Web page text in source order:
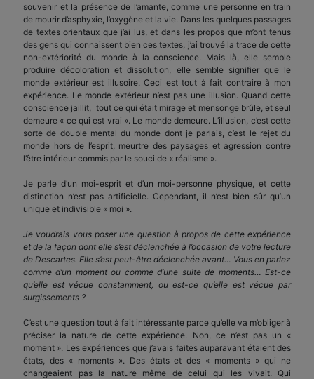
souvenir et la présence de l’amante, comme une personne en train
de mourir d’asphyxie, l’oxygène et la vie. Dans les quelques passages
de textes orientaux que j’ai lus, et dans les propos que m’ont tenus
des gens qui connaissent bien ces textes, j’ai trouvé la trace de cette
non-extériorité du monde à la conscience. Mais là, elle semble
produire décoloration et dissolution, elle semble signifier que le
monde extérieur est illusoire. Ceci est tout à fait contraire à mon
expérience. Le monde extérieur n’est pas une illusion. Quand cette
conscience jaillit, tout ce qui était mirage et mensonge brûle, et seul
demeure « ce qui est vrai ». Le monde demeure. L’illusion, c’est cette
sorte de double mental du monde dont je parlais, c’est le rejet du
monde hors de l’esprit, meurtre des paysages et agression contre
l’être intérieur commis par le souci de « réalisme ».
Je parle d’un moi-esprit et d’un moi-personne physique, et cette
distinction n’est pas artificielle. Cependant, il n’est bien sûr qu’un
unique et indivisible « moi ».
Je voudrais vous poser une question à propos de cette expérience
et de la façon dont elle s’est déclenchée à l’occasion de votre lecture
de Descartes. Elle s’est peut-être déclenchée avant… Vous en parlez
comme d’un moment ou comme d’une suite de moments… Est-ce
qu’elle est vécue constamment, ou est-ce qu’elle est vécue par
surgissements ?
C’est une question tout à fait intéressante parce qu’elle va m’obliger à
préciser la nature de cette expérience. Non, ce n’est pas un «
moment ». Les expériences que j’avais faites auparavant étaient des
états, des « moments ». Des états et des « moments » qui ne
changeaient pas la nature même de celui qui les vivait. Qui